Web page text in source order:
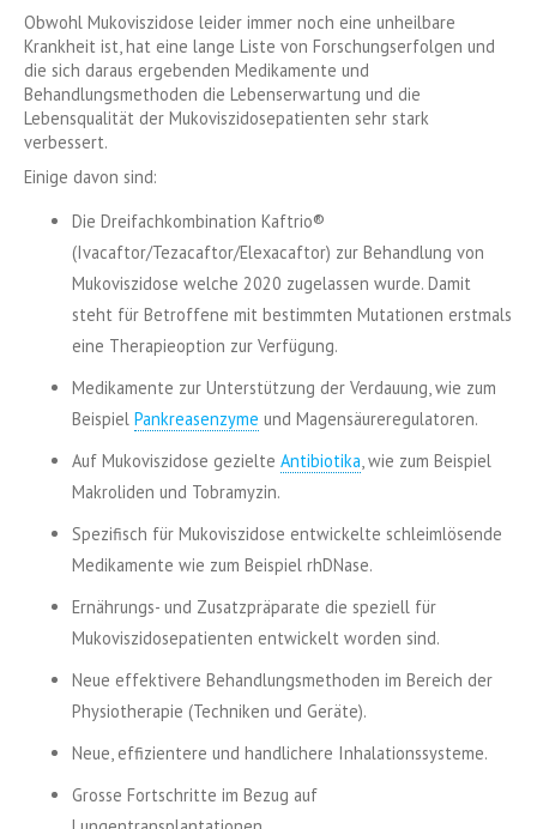
Obwohl Mukoviszidose leider immer noch eine unheilbare
Krankheit ist, hat eine lange Liste von Forschungserfolgen und
die sich daraus ergebenden Medikamente und
Behandlungsmethoden die Lebenserwartung und die
Lebensqualität der Mukoviszidosepatienten sehr stark
verbessert.
Einige davon sind:
Die Dreifachkombination Kaftrio®
(Ivacaftor/Tezacaftor/Elexacaftor) zur Behandlung von
Mukoviszidose welche 2020 zugelassen wurde. Damit
steht für Betroffene mit bestimmten Mutationen erstmals
eine Therapieoption zur Verfügung.
Medikamente zur Unterstützung der Verdauung, wie zum
Beispiel Pankreasenzyme und Magensäureregulatoren.
Auf Mukoviszidose gezielte Antibiotika, wie zum Beispiel
Makroliden und Tobramyzin.
Spezifisch für Mukoviszidose entwickelte schleimlösende
Medikamente wie zum Beispiel rhDNase.
Ernährungs- und Zusatzpräparate die speziell für
Mukoviszidosepatienten entwickelt worden sind.
Neue effektivere Behandlungsmethoden im Bereich der
Physiotherapie (Techniken und Geräte).
Neue, effizientere und handlichere Inhalationssysteme.
Grosse Fortschritte im Bezug auf